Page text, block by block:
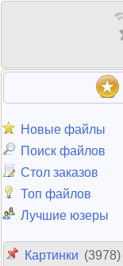
Новые файлы
Поиск файлов
Стол заказов
Топ файлов
Лучшие юзеры
Картинки (3978)